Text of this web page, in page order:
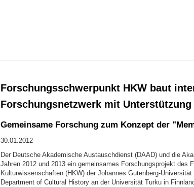
Forschungsschwerpunkt HKW baut
Forschungsnetzwerk mit
Gemeinsame Forschung zum Konzept der
30.01.2012
Der Deutsche Akademische Austauschdienst (DAAD) und die
Jahren 2012 und 2013 ein gemeinsames Forschungsprojekt des
Kulturwissenschaften (HKW) der Johannes Gutenberg-
Department of Cultural History an der Universität Turku in